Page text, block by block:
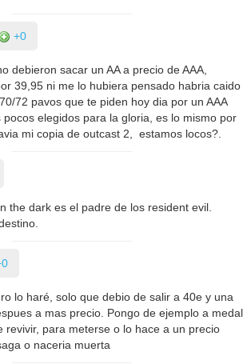
+0
debieron sacar un AA a precio de AAA,
39,95 ni me lo hubiera pensado habria caido
72 pavos que te piden hoy dia por un AAA
elegidos para la gloria, es lo mismo por
mi copia de outcast 2, estamos locos?.
the dark es el padre de los resident evil.
lo haré, solo que debio de salir a 40e y una
a mas precio. Pongo de ejemplo a medal
revivir, para meterse o lo hace a un precio
o naceria muerta